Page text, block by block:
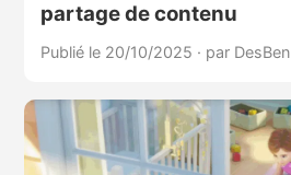
partage de contenu
Publié le 20/10/2025 · par DesBen